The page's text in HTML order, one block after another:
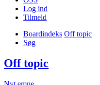
Log ind
Tilmeld
Boardindeks Off topic
Søg
Off topic